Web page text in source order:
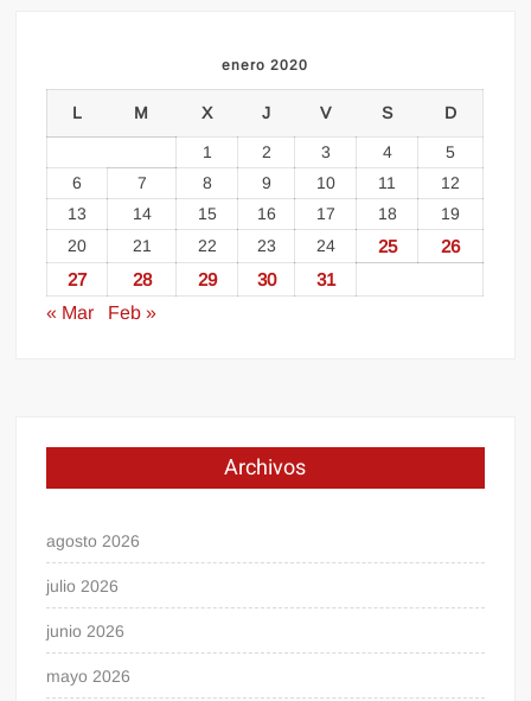
enero 2020
L M X J V S D
1 2 3 4
5
6
7 8 9 10 11
12
13
14 15 16 17 18
19
20
21 22 23 24 25
26
27
28 29 30
31
« Mar
Feb »
Archivos
agosto 2026
julio 2026
junio 2026
mayo 2026